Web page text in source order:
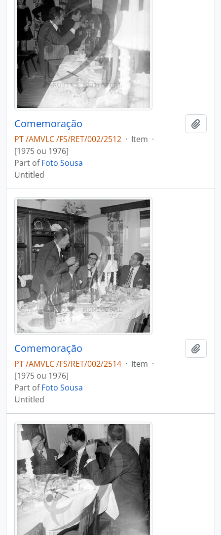
Comemoração
PT /AMVLC /FS/RET/002/2512 · Item ·
[1975 ou 1976]
Part ofFoto Sousa
Untitled
Comemoração
PT /AMVLC /FS/RET/002/2514 · Item ·
[1975 ou 1976]
Part ofFoto Sousa
Untitled